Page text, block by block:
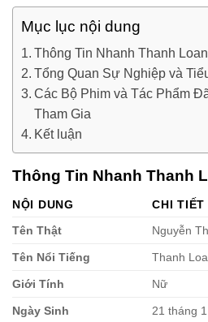
Mục lục nội dung
Thông Tin Nhanh Thanh Loan
Tổng Quan Sự Nghiệp và
Các Bộ Phim và Tác Phẩm
Tham Gia
Kết luận
Thông Tin Nhanh Thanh
NỘI DUNG
CHI TIẾT
Tên Thật
Nguyễn
Tên Nổi Tiếng Thanh
Giới Tính Nữ
Ngày Sinh 21 tháng